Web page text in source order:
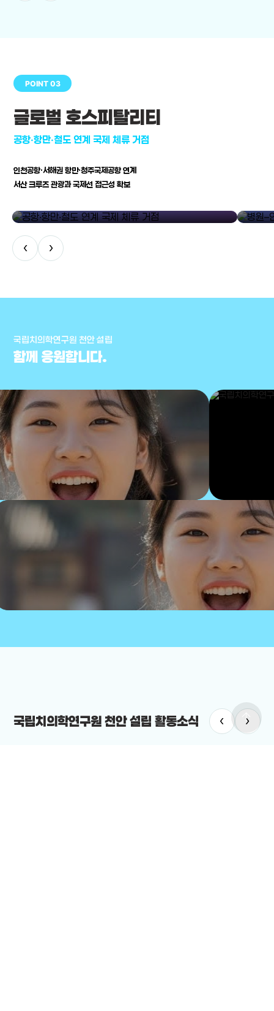
POINT 03
글로벌 호스피탈리티
공항·항만·철도 연계 국제 체류 거점
인천공항·서해권 항만·청주국제공항 연계
서산 크루즈 관광과 국제선 접근성 확보
‹ ›
국립치의학연구원 천안 설립
함께 응원합니다.
국립치의학연구원 천안 설립 활동소식 ‹ ›
arrow_upward